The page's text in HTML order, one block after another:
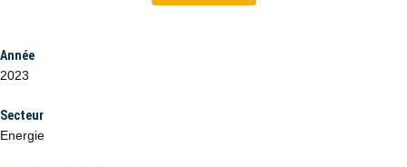
Année
2023
Secteur
Energie